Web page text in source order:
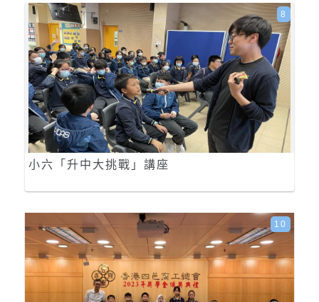
小六「升中大挑戰」講座
8
10